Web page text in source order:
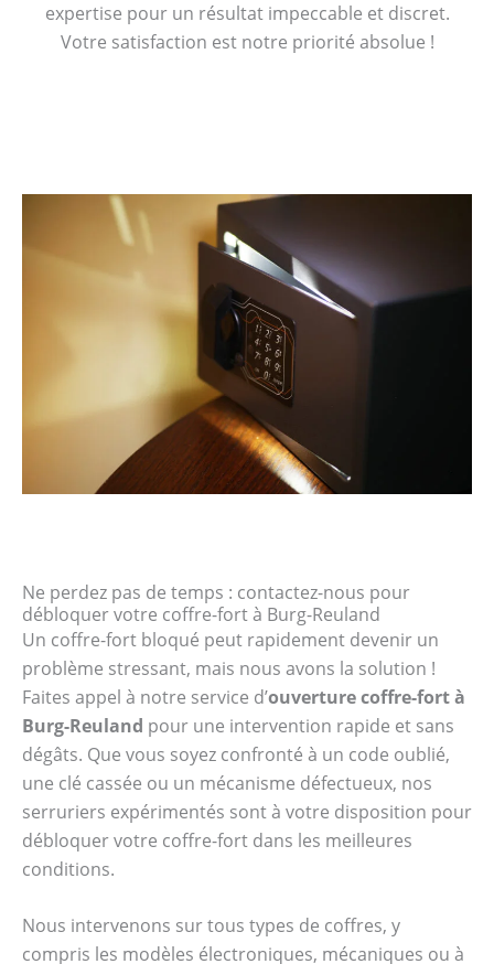
expertise pour un résultat impeccable et discret.
Votre satisfaction est notre priorité absolue !
Ne perdez pas de temps : contactez-nous pour
débloquer votre coffre-fort à Burg-Reuland
Un coffre-fort bloqué peut rapidement devenir un
problème stressant, mais nous avons la solution !
Faites appel à notre service d’ouverture coffre-fort à
Burg-Reuland pour une intervention rapide et sans
dégâts. Que vous soyez confronté à un code oublié,
une clé cassée ou un mécanisme défectueux, nos
serruriers expérimentés sont à votre disposition pour
débloquer votre coffre-fort dans les meilleures
conditions.
Nous intervenons sur tous types de coffres, y
compris les modèles électroniques, mécaniques ou à